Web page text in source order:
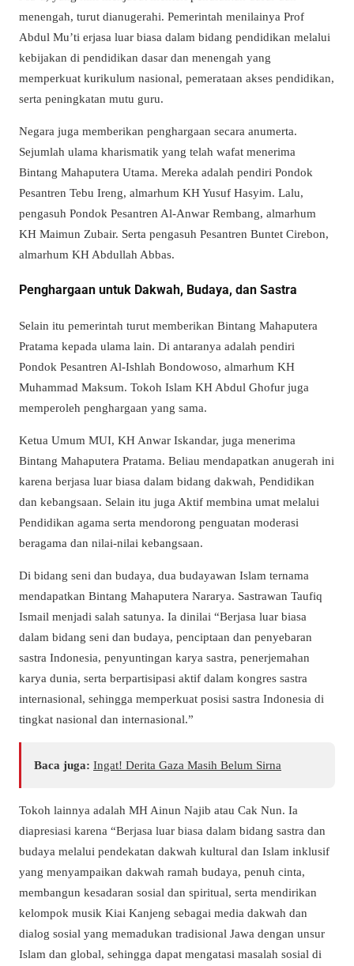
menengah, turut dianugerahi. Pemerintah menilainya Prof
Abdul Mu’ti erjasa luar biasa dalam bidang pendidikan melalui
kebijakan di pendidikan dasar dan menengah yang
memperkuat kurikulum nasional, pemerataan akses pendidikan,
serta peningkatan mutu guru.
Negara juga memberikan penghargaan secara anumerta.
Sejumlah ulama kharismatik yang telah wafat menerima
Bintang Mahaputera Utama. Mereka adalah pendiri Pondok
Pesantren Tebu Ireng, almarhum KH Yusuf Hasyim. Lalu,
pengasuh Pondok Pesantren Al-Anwar Rembang, almarhum
KH Maimun Zubair. Serta pengasuh Pesantren Buntet Cirebon,
almarhum KH Abdullah Abbas.
Penghargaan untuk Dakwah, Budaya, dan Sastra
Selain itu pemerintah turut memberikan Bintang Mahaputera
Pratama kepada ulama lain. Di antaranya adalah pendiri
Pondok Pesantren Al-Ishlah Bondowoso, almarhum KH
Muhammad Maksum. Tokoh Islam KH Abdul Ghofur juga
memperoleh penghargaan yang sama.
Ketua Umum MUI, KH Anwar Iskandar, juga menerima
Bintang Mahaputera Pratama. Beliau mendapatkan anugerah ini
karena berjasa luar biasa dalam bidang dakwah, Pendidikan
dan kebangsaan. Selain itu juga Aktif membina umat melalui
Pendidikan agama serta mendorong penguatan moderasi
beragama dan nilai-nilai kebangsaan.
Di bidang seni dan budaya, dua budayawan Islam ternama
mendapatkan Bintang Mahaputera Nararya. Sastrawan Taufiq
Ismail menjadi salah satunya. Ia dinilai “Berjasa luar biasa
dalam bidang seni dan budaya, penciptaan dan penyebaran
sastra Indonesia, penyuntingan karya sastra, penerjemahan
karya dunia, serta berpartisipasi aktif dalam kongres sastra
internasional, sehingga memperkuat posisi sastra Indonesia di
tingkat nasional dan internasional.”
Baca juga: Ingat! Derita Gaza Masih Belum Sirna
Tokoh lainnya adalah MH Ainun Najib atau Cak Nun. Ia
diapresiasi karena “Berjasa luar biasa dalam bidang sastra dan
budaya melalui pendekatan dakwah kultural dan Islam inklusif
yang menyampaikan dakwah ramah budaya, penuh cinta,
membangun kesadaran sosial dan spiritual, serta mendirikan
kelompok musik Kiai Kanjeng sebagai media dakwah dan
dialog sosial yang memadukan tradisional Jawa dengan unsur
Islam dan global, sehingga dapat mengatasi masalah sosial di